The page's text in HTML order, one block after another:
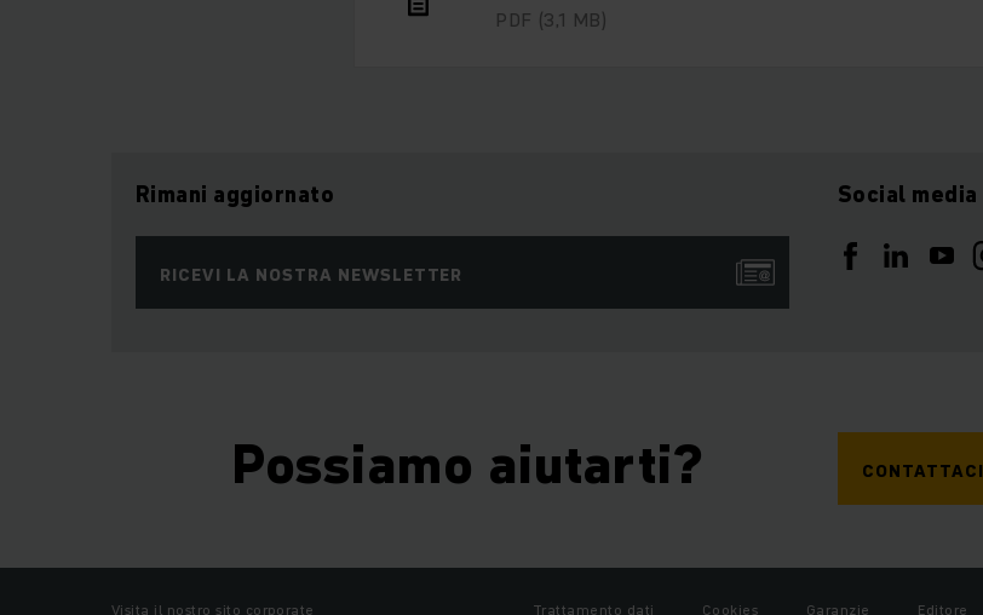
PDF (3,1 MB)
Rimani aggiornato
RICEVI LA NOSTRA NEWSLETTER
Social media
Possiamo aiutarti? CONTATTACI
Visita il nostro sito corporate Trattamento dati Cookies Garanzie Editore